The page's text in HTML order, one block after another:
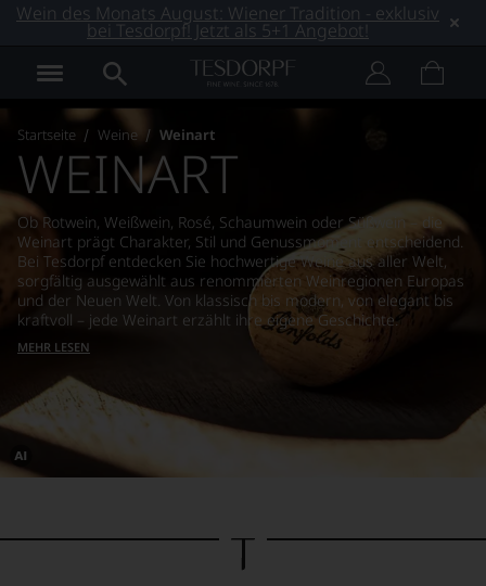
Wein des Monats August: Wiener Tradition - exklusiv
bei Tesdorpf! Jetzt als 5+1 Angebot!
Startseite Weine Weinart
Dieses
von
WEINART
Ob Rotwein, Weißwein, Rosé, Schaumwein oder Süßwein – die
Weinart prägt Charakter, Stil und Genussmoment entscheidend.
Bei Tesdorpf entdecken Sie hochwertige Weine aus aller Welt,
sorgfältig ausgewählt aus renommierten Weinregionen Europas
und der Neuen Welt. Von klassisch bis modern, von elegant bis
kraftvoll – jede Weinart erzählt ihre eigene Geschichte.
MEHR LESEN